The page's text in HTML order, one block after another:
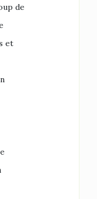
de
et